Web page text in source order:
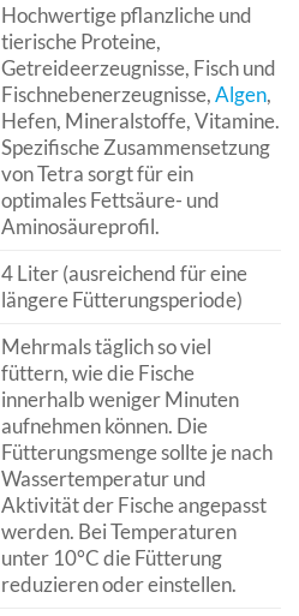
Hochwertige pflanzliche und
tierische Proteine,
Getreideerzeugnisse, Fisch und
Fischnebenerzeugnisse,Algen,
Hefen, Mineralstoffe, Vitamine.
Spezifische Zusammensetzung
von Tetra sorgt für ein
optimales Fettsäure- und
Aminosäureprofil.
4 Liter (ausreichend für eine
längere Fütterungsperiode)
Mehrmals täglich so viel
füttern, wie die Fische
innerhalb weniger Minuten
aufnehmen können. Die
Fütterungsmenge sollte je nach
Wassertemperatur und
Aktivität der Fische angepasst
werden. Bei Temperaturen
unter 10°C die Fütterung
reduzieren oder einstellen.